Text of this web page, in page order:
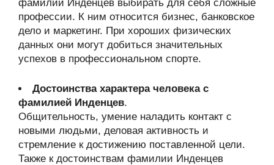
фамилии Инденцев выбирать для себя сложные
профессии. К ним относится бизнес, банковское
дело и маркетинг. При хороших физических
данных они могут добиться значительных
успехов в профессиональном спорте.
Достоинства характера человека с
фамилией Инденцев.
Общительность, умение наладить контакт с
новыми людьми, деловая активность и
стремление к достижению поставленной цели.
Также к достоинствам фамилии Инденцев